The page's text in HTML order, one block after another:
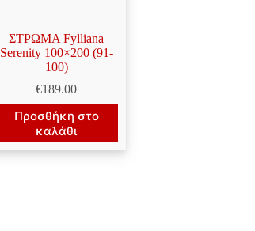
ΣΤΡΩΜΑ Fylliana
Serenity 100×200 (91-
100)
€189.00
Προσθήκη στο
καλάθι